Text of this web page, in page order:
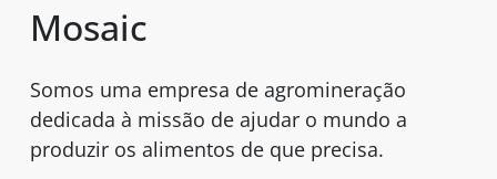
Mosaic
Somos uma empresa de agromineração
dedicada à missão de ajudar o mundo a
produzir os alimentos de que precisa.